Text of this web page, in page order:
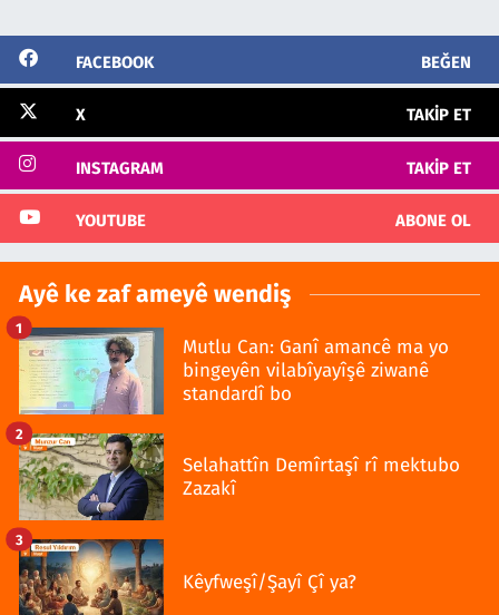
FACEBOOK BEĞEN
X TAKIP ET
INSTAGRAM TAKIP ET
YOUTUBE ABONE OL
Ayê ke zaf ameyê wendiş
Mutlu Can: Ganî amancê ma yo
bingeyên vilabîyayîşê ziwanê
standardî bo
1
Selahattîn Demîrtaşî rî mektubo
Zazakî
2
Kêyfweşî/Şayî Çî ya?
3